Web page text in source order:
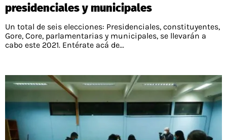
presidenciales y municipales
Un total de seis elecciones: Presidenciales, constituyentes,
Gore, Core, parlamentarias y municipales, se llevarán a
cabo este 2021. Entérate acá de...